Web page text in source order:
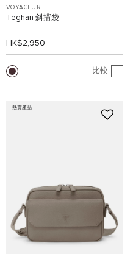
VOYAGEUR
Teghan 斜揹袋
HK$2,950
比較
熱賣產品